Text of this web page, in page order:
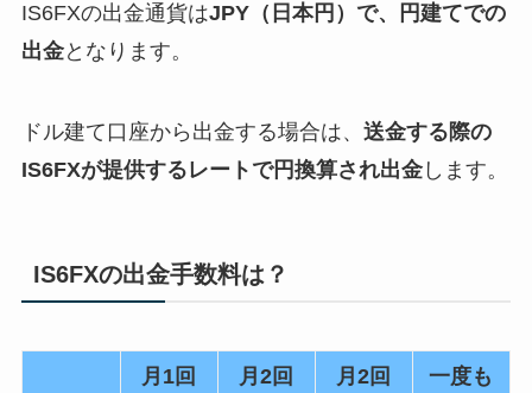
IS6FXの出金通貨はJPY（日本円）で、円建てでの
出金となります。
ドル建て口座から出金する場合は、 送金する際の
IS6FXが提供するレートで円換算され出金します。
IS6FXの出金手数料は？
月1回
月2回
月2回
一度も